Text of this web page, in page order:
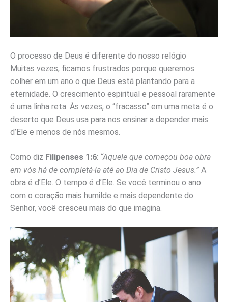
O processo de Deus é diferente do nosso relógio
Muitas vezes, ficamos frustrados porque queremos
colher em um ano o que Deus está plantando para a
eternidade. O crescimento espiritual e pessoal raramente
é uma linha reta. Às vezes, o “fracasso” em uma meta é o
deserto que Deus usa para nos ensinar a depender mais
d’Ele e menos de nós mesmos.
Como diz Filipenses 1:6: “Aquele que começou boa obra
em vós há de completá-la até ao Dia de Cristo Jesus.” A
obra é d’Ele. O tempo é d’Ele. Se você terminou o ano
com o coração mais humilde e mais dependente do
Senhor, você cresceu mais do que imagina.